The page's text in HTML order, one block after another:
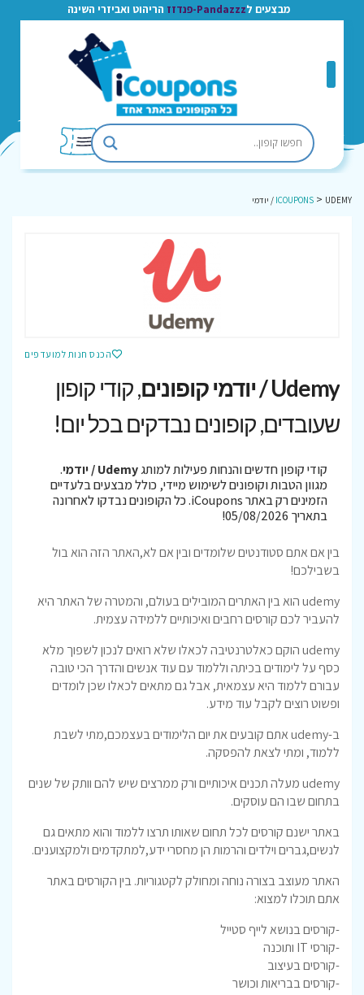
מבצעים לPandazzz-פנדזז הריהוט ואביזרי השינה
ICOUPONS > UDEMY / יודמי
הכנס חנות למועדפים
Udemy / יודמי קופונים
, קודי קופון
שעובדים, קופונים נבדקים בכל יום!
קודי קופון חדשים והנחות פעילות למותגUdemy / יודמי
.
מגוון הטבות וקופונים לשימוש מיידי, כולל מבצעים בלעדיים
הזמינים רק באתר iCoupons. כל הקופונים נבדקו לאחרונה
בתאריך 05/08/2026!
בין אם אתם סטודנטים שלומדים ובין אם לא,האתר הזה הוא בול
בשבילכם!
udemy הוא בין האתרים המובילים בעולם, והמטרה של האתר היא
להעביר לכם קורסים רחבים ואיכותיים ללמידה עצמית.
udemy הוקם כאלטרנטיבה לכאלו שלא רואים לנכון לשפוך מלא
כסף על לימודים בכיתה וללמוד עם עוד אנשים והדרך הכי טובה
עבורם ללמוד היא עצמאית, אבל גם מתאים לכאלו שכן לומדים
ופשוט רוצים לקבל עוד מידע.
ב-udemy אתם קובעים את יום הלימודים בעצמכם,מתי לשבת
ללמוד, ומתי לצאת להפסקה.
udemy מעלה תכנים איכותיים ורק ממרצים שיש להם וותק של שנים
בתחום שבו הם עוסקים.
באתר ישנם קורסים לכל תחום שאותו תרצו ללמוד והוא מתאים גם
לנשים,גברים וילדים והרמות הן מחסרי ידע,למתקדמים ולמקצוענים.
האתר מעוצב בצורה נוחה ומחולק לקטגוריות. בין הקורסים באתר
אתם תוכלו למצוא:
-קורסים בנושא לייף סטייל
-קורסי IT ותוכנה
-קורסים בעיצוב
-קורסים בבריאות וכושר